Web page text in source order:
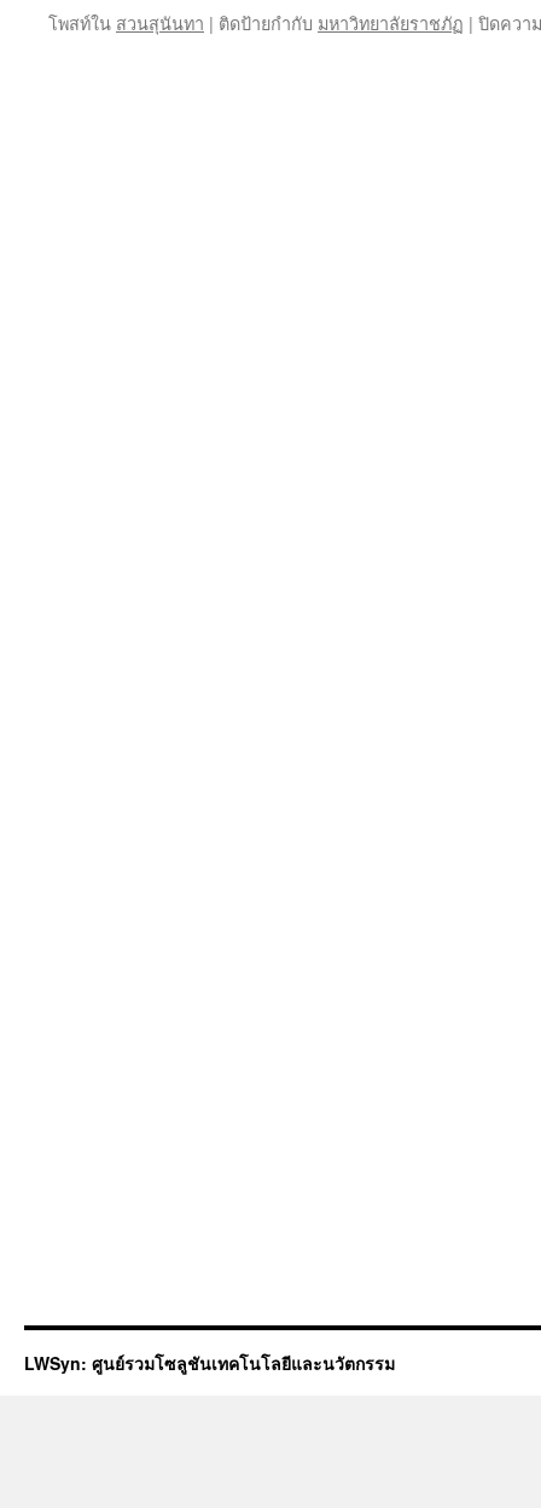
โพสท์ใน สวนสุนันทา | ติดป้ายกำกับ มหาวิทยาลัยราชภัฏ | ปิดควา
LWSyn: ศูนย์รวมโซลูชันเทคโนโลยีและนวัตกรรม